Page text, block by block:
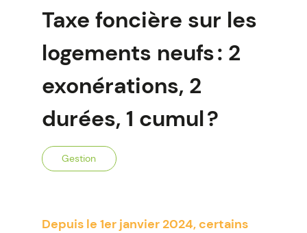
Taxe foncière sur les
logements neufs : 2
exonérations, 2
durées, 1 cumul ?
Gestion
Depuis le 1er janvier 2024, certains